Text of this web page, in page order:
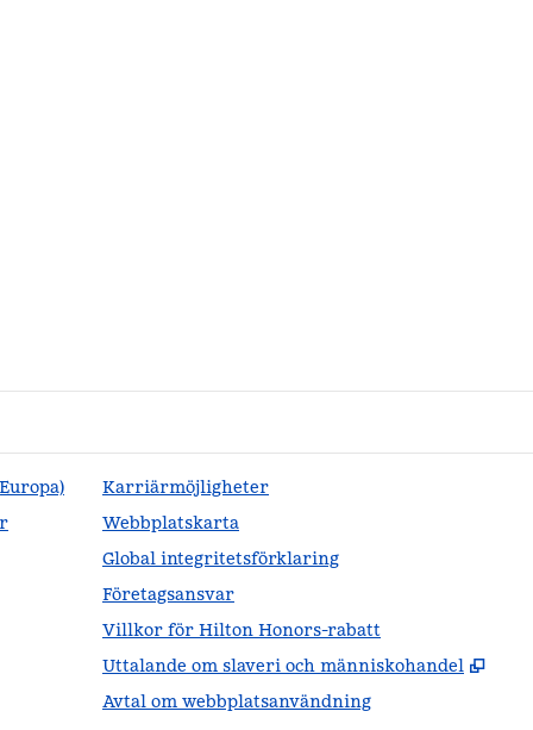
Karriärmöjligheter
Webbplatskarta
Global integritetsförklaring
Företagsansvar
Villkor för Hilton Honors-rabatt
Uttalande om slaveri och människohandel
,
Avtal om webbplatsanvändning